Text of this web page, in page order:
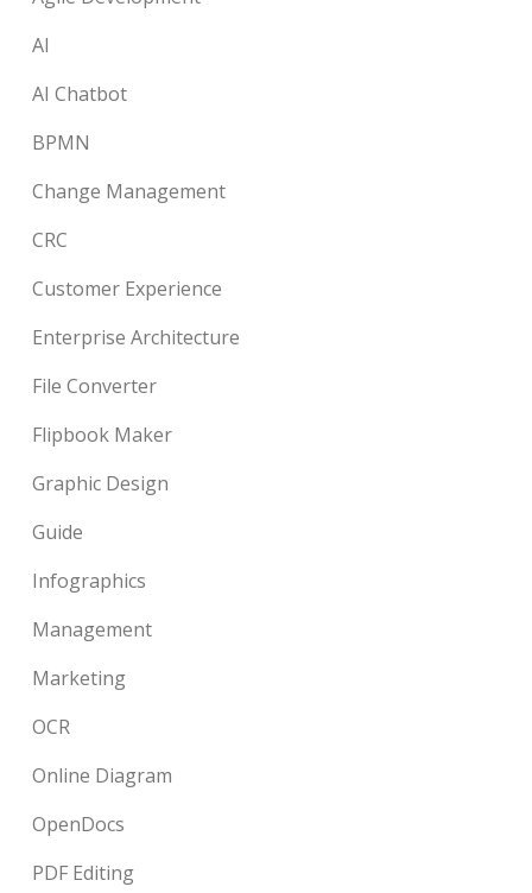
AI
AI Chatbot
BPMN
Change Management
CRC
Customer Experience
Enterprise Architecture
File Converter
Flipbook Maker
Graphic Design
Guide
Infographics
Management
Marketing
OCR
Online Diagram
OpenDocs
PDF Editing